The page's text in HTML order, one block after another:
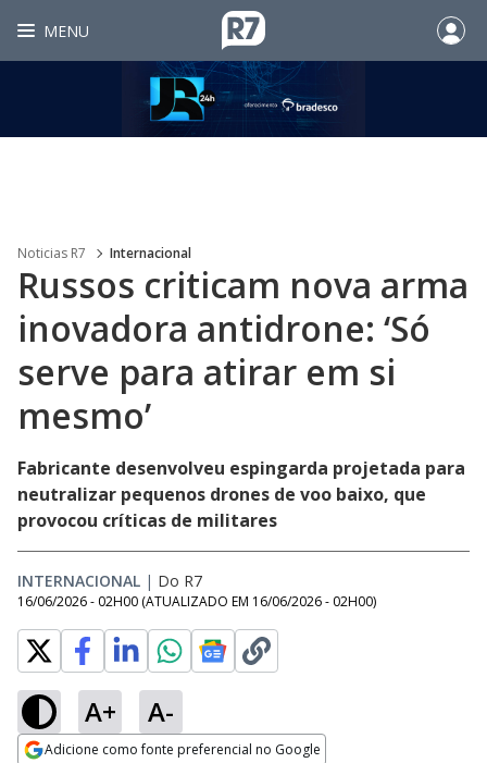
MENU
Noticias R7 Internacional
Russos criticam nova arma
inovadora antidrone: ‘Só
serve para atirar em si
mesmo’
Fabricante desenvolveu espingarda projetada para
neutralizar pequenos drones de voo baixo, que
provocou críticas de militares
INTERNACIONAL | Do R7
16/06/2026 - 02H00 (ATUALIZADO EM 16/06/2026 - 02H00)
A+ A-
Adicione como fonte preferencial no Google